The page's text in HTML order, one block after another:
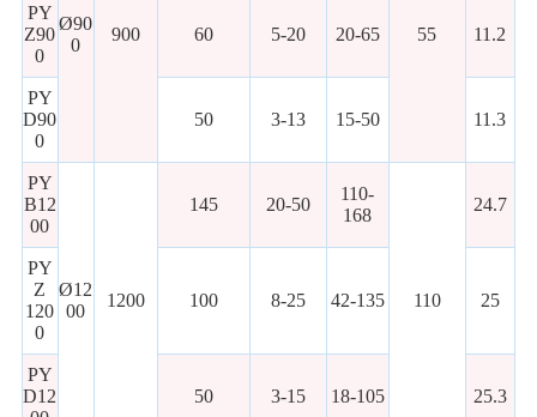
Ø90
0
900 55
PY
Z90
0
60 5-20 20-65 11.2
PY
D90
0
50 3-13 15-50 11.3
PY
B12
00
Ø12
00
1200
145 20-50
110-
168
110
24.7
PY
Z
120
0
100 8-25 42-135 25
PY
D12
50 3-15 18-105 25.3